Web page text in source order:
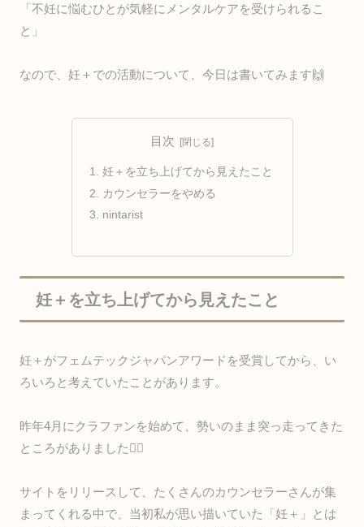
「不妊に悩むひとが気軽にメンタルケアを受けられるこ
と」
なので、妊＋での活動について、今日は書いてみます🙌
目次
妊＋を立ち上げてから見えたこと
カウンセラーをやめる
nintarist
妊＋を立ち上げてから見えたこと
妊＋がフェムテックジャパンアワードを受賞してから、い
ろいろと考えていたことがあります。
昨年4月にクラファンを始めて、勢いのまま突っ走ってきた
ところがありました🏃‍♀️
サイトをリリースして、たくさんのカウンセラーさんが集
まってくれる中で、当初私が思い描いていた「妊＋」とは